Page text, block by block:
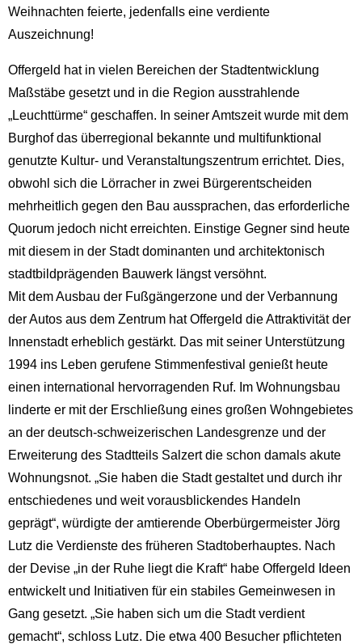
Weihnachten feierte, jedenfalls eine verdiente
Auszeichnung!
Offergeld hat in vielen Bereichen der Stadtentwicklung
Maßstäbe gesetzt und in die Region ausstrahlende
„Leuchttürme“ geschaffen. In seiner Amtszeit wurde mit dem
Burghof das überregional bekannte und multifunktional
genutzte Kultur- und Veranstaltungszentrum errichtet. Dies,
obwohl sich die Lörracher in zwei Bürgerentscheiden
mehrheitlich gegen den Bau aussprachen, das erforderliche
Quorum jedoch nicht erreichten. Einstige Gegner sind heute
mit diesem in der Stadt dominanten und architektonisch
stadtbildprägenden Bauwerk längst versöhnt.
Mit dem Ausbau der Fußgängerzone und der Verbannung
der Autos aus dem Zentrum hat Offergeld die Attraktivität der
Innenstadt erheblich gestärkt. Das mit seiner Unterstützung
1994 ins Leben gerufene Stimmenfestival genießt heute
einen international hervorragenden Ruf. Im Wohnungsbau
linderte er mit der Erschließung eines großen Wohngebietes
an der deutsch-schweizerischen Landesgrenze und der
Erweiterung des Stadtteils Salzert die schon damals akute
Wohnungsnot. „Sie haben die Stadt gestaltet und durch ihr
entschiedenes und weit vorausblickendes Handeln
geprägt“, würdigte der amtierende Oberbürgermeister Jörg
Lutz die Verdienste des früheren Stadtoberhauptes. Nach
der Devise „in der Ruhe liegt die Kraft“ habe Offergeld Ideen
entwickelt und Initiativen für ein stabiles Gemeinwesen in
Gang gesetzt. „Sie haben sich um die Stadt verdient
gemacht“, schloss Lutz. Die etwa 400 Besucher pflichteten